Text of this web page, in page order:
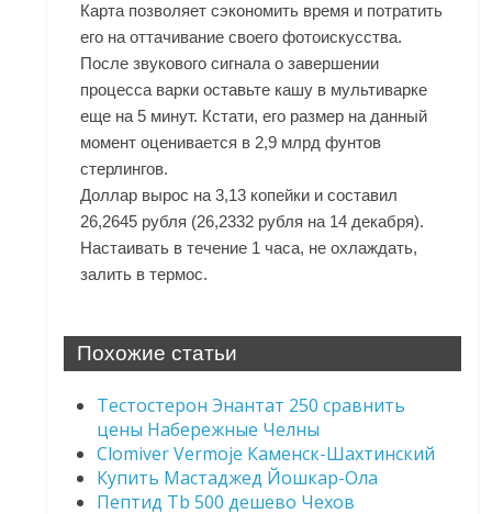
Карта позволяет сэкономить время и потратить
его на оттачивание своего фотоискусства.
После звукового сигнала о завершении
процесса варки оставьте кашу в мультиварке
еще на 5 минут. Кстати, его размер на данный
момент оценивается в 2,9 млрд фунтов
стерлингов.
Доллар вырос на 3,13 копейки и составил
26,2645 рубля (26,2332 рубля на 14 декабря).
Настаивать в течение 1 часа, не охлаждать,
залить в термос.
Похожие статьи
Тестостерон Энантат 250 сравнить
цены Набережные Челны
Clomiver Vermoje Каменск-Шахтинский
Купить Мастаджед Йошкар-Ола
Пептид Tb 500 дешево Чехов